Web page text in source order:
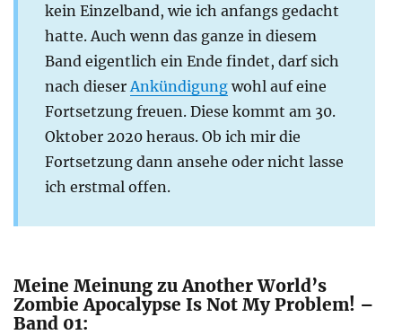
kein Einzelband, wie ich anfangs gedacht
hatte. Auch wenn das ganze in diesem
Band eigentlich ein Ende findet, darf sich
nach dieser Ankündigung wohl auf eine
Fortsetzung freuen. Diese kommt am 30.
Oktober 2020 heraus. Ob ich mir die
Fortsetzung dann ansehe oder nicht lasse
ich erstmal offen.
Meine Meinung zu Another World’s
Zombie Apocalypse Is Not My Problem! –
Band 01: